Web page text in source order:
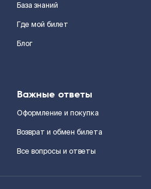
База знаний
Где мой билет
Блог
Важные ответы
Оформление и покупка
Возврат и обмен билета
Все вопросы и ответы